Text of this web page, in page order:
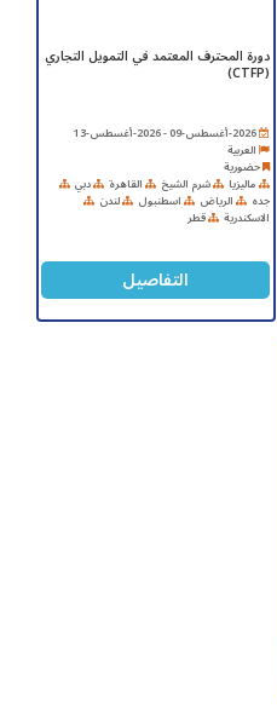
دورة المحترف المعتمد في التمويل التجاري
(CTFP)
2026-أغسطس-09 - 2026-أغسطس-13
العربية
حضورية
ماليزيا شرم الشيخ القاهرة دبي
جده الرياض اسطنبول لندن
الاسكندرية قطر
التفاصيل